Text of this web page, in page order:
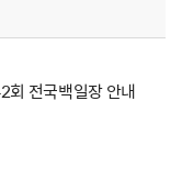
전국백일장 안내